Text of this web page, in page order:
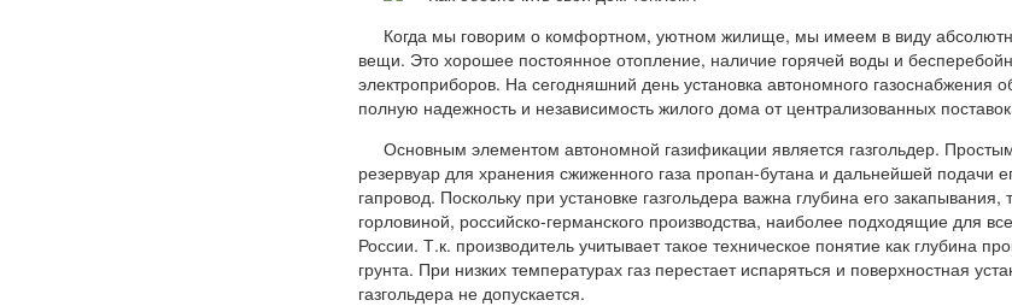
Когда мы говорим о комфортном, уютном жилище, мы имеем в виду
вещи. Это хорошее постоянное отопление, наличие горячей воды и
электроприборов. На сегодняшний день установка автономного газоснабжения
полную надежность и независимость жилого дома от централизованных
Основным элементом автономной газификации является газгольдер.
резервуар для хранения сжиженного газа пропан-бутана и дальнейшей подачи
гапровод. Поскольку при установке газгольдера важна глубина его закапывания,
горловиной, российско-германского производства, наиболее подходящие для
России. Т.к. производитель учитывает такое техническое понятие как глубина
грунта. При низких температурах газ перестает испаряться и поверхностная
газгольдера не допускается.